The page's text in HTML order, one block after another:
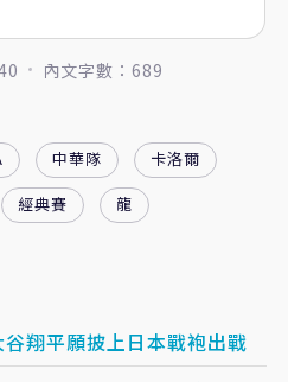
內文字數：689
中華隊
卡洛爾
經典賽 龍
翔平願披上日本戰袍出戰